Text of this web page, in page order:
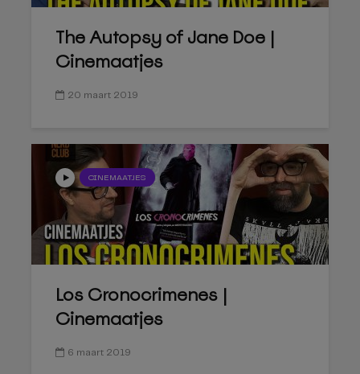
The Autopsy of Jane Doe |
Cinemaatjes
20 maart 2019
CINEMAATJES
Los Cronocrimenes |
Cinemaatjes
6 maart 2019